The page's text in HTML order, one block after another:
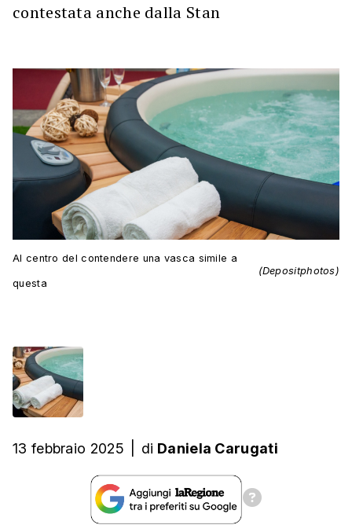
contestata anche dalla Stan
Al centro del contendere una vasca simile a
questa
(Depositphotos)
13 febbraio 2025 di Daniela Carugati